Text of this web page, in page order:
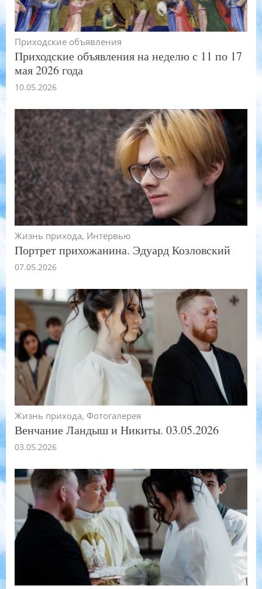
Приходские объявления
Приходские объявления на неделю с 11 по 17
мая 2026 года
10.05.2026
Жизнь прихода, Интервью
Портрет прихожанина. Эдуард Козловский
07.05.2026
Жизнь прихода, Фотогалерея
Венчание Ландыш и Никиты. 03.05.2026
03.05.2026